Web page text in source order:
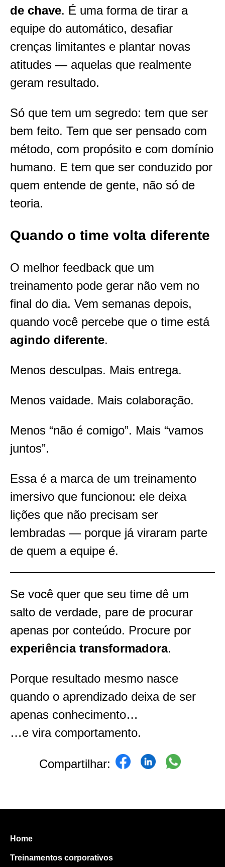
de chave. É uma forma de tirar a
equipe do automático, desafiar
crenças limitantes e plantar novas
atitudes — aquelas que realmente
geram resultado.
Só que tem um segredo: tem que ser
bem feito. Tem que ser pensado com
método, com propósito e com domínio
humano. E tem que ser conduzido por
quem entende de gente, não só de
teoria.
Quando o time volta diferente
O melhor feedback que um
treinamento pode gerar não vem no
final do dia. Vem semanas depois,
quando você percebe que o time está
agindo diferente.
Menos desculpas. Mais entrega.
Menos vaidade. Mais colaboração.
Menos “não é comigo”. Mais “vamos
juntos”.
Essa é a marca de um treinamento
imersivo que funcionou: ele deixa
lições que não precisam ser
lembradas — porque já viraram parte
de quem a equipe é.
Se você quer que seu time dê um
salto de verdade, pare de procurar
apenas por conteúdo. Procure por
experiência transformadora.
Porque resultado mesmo nasce
quando o aprendizado deixa de ser
apenas conhecimento…
…e vira comportamento.
Compartilhar:
Home
Treinamentos corporativos